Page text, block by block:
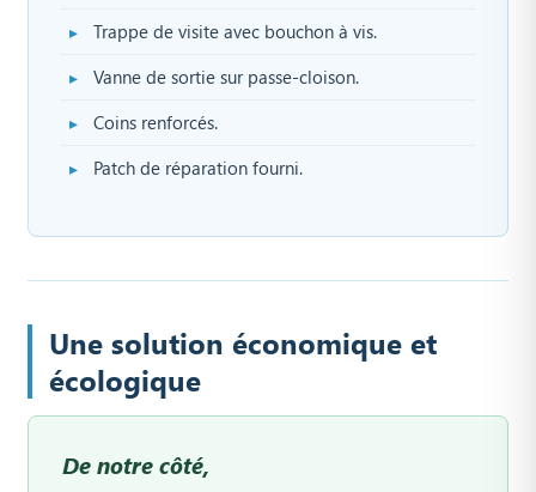
Trappe de visite avec bouchon à vis.
Vanne de sortie sur passe-cloison.
Coins renforcés.
Patch de réparation fourni.
Une solution économique et
écologique
De notre côté,